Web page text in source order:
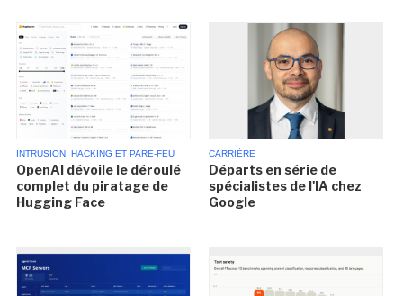
INTRUSION, HACKING ET PARE-FEU
OpenAI dévoile le déroulé
complet du piratage de
Hugging Face
CARRIÈRE
Départs en série de
spécialistes de l'IA chez
Google